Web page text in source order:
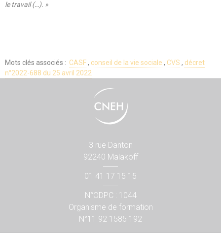
le travail (…). »
Mots clés associés : CASF, conseil de la vie sociale , CVS , décret
n°2022-688 du 25 avril 2022
3 rue Danton
92240 Malakoff
01 41 17 15 15
N°ODPC : 1044
Organisme de formation
N°11 92 1585 192